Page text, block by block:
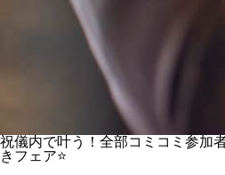
祝儀内で叶う！全部コミコミ参加
きフェア⭐